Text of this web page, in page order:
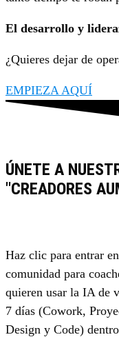
El desarrollo y
¿Quieres dejar de
EMPIEZA AQUÍ
ÚNETE A
"CREADORES
Haz clic para entrar
comunidad para
quieren usar la IA de
7 días (Cowork,
Design y Code)